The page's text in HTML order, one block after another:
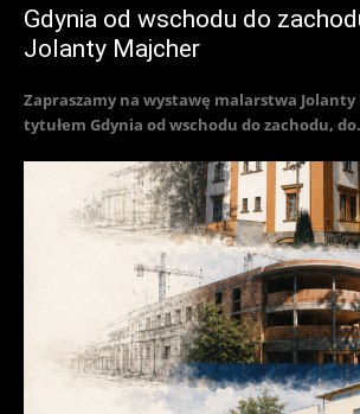
Gdynia od wschodu do
Jolanty Majcher
Zapraszamy na wystawę malarstwa
tytułem Gdynia od wschodu do zachodu,